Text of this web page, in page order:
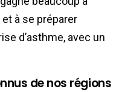
à se préparer
d’asthme, avec un
de nos régions